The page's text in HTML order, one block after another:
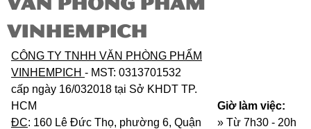
VINHEMPICH
CÔNG TY TNHH VĂN PHÒNG PHẨM
VINHEMPICH - MST: 0313701532
cấp ngày 16/032018 tại Sở KHDT TP.
HCM
ĐC: 160 Lê Đức Thọ, phường 6, Quận
Giờ làm việc:
» Từ 7h30 - 20h